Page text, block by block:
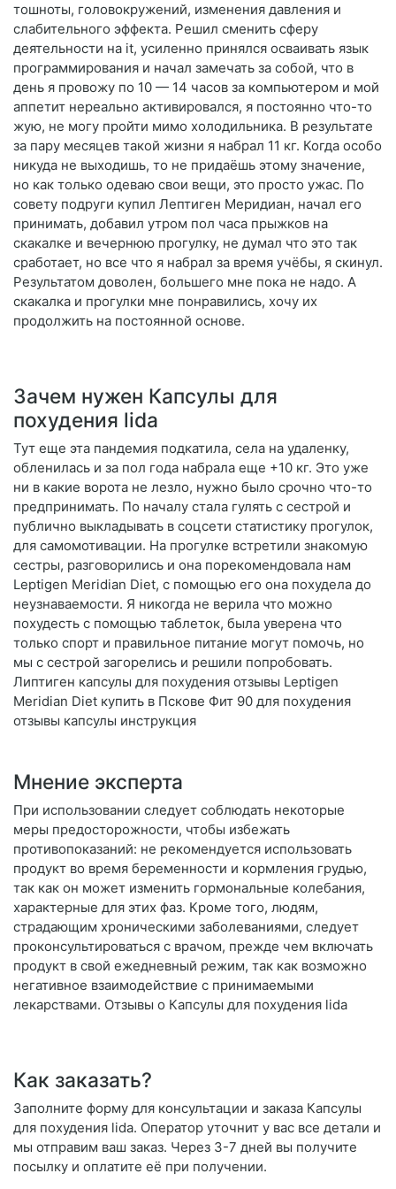
тошноты, головокружений, изменения давления и
слабительного эффекта. Решил сменить сферу
деятельности на it, усиленно принялся осваивать язык
программирования и начал замечать за собой, что в
день я провожу по 10 — 14 часов за компьютером и мой
аппетит нереально активировался, я постоянно что-то
жую, не могу пройти мимо холодильника. В результате
за пару месяцев такой жизни я набрал 11 кг. Когда особо
никуда не выходишь, то не придаёшь этому значение,
но как только одеваю свои вещи, это просто ужас. По
совету подруги купил Лептиген Меридиан, начал его
принимать, добавил утром пол часа прыжков на
скакалке и вечернюю прогулку, не думал что это так
сработает, но все что я набрал за время учёбы, я скинул.
Результатом доволен, большего мне пока не надо. А
скакалка и прогулки мне понравились, хочу их
продолжить на постоянной основе.
Зачем нужен Капсулы для
похудения lida
Тут еще эта пандемия подкатила, села на удаленку,
обленилась и за пол года набрала еще +10 кг. Это уже
ни в какие ворота не лезло, нужно было срочно что-то
предпринимать. По началу стала гулять с сестрой и
публично выкладывать в соцсети статистику прогулок,
для самомотивации. На прогулке встретили знакомую
сестры, разговорились и она порекомендовала нам
Leptigen Meridian Diet, с помощью его она похудела до
неузнаваемости. Я никогда не верила что можно
похудесть с помощью таблеток, была уверена что
только спорт и правильное питание могут помочь, но
мы с сестрой загорелись и решили попробовать.
Липтиген капсулы для похудения отзывы Leptigen
Meridian Diet купить в Пскове Фит 90 для похудения
отзывы капсулы инструкция
Мнение эксперта
При использовании следует соблюдать некоторые
меры предосторожности, чтобы избежать
противопоказаний: не рекомендуется использовать
продукт во время беременности и кормления грудью,
так как он может изменить гормональные колебания,
характерные для этих фаз. Кроме того, людям,
страдающим хроническими заболеваниями, следует
проконсультироваться с врачом, прежде чем включать
продукт в свой ежедневный режим, так как возможно
негативное взаимодействие с принимаемыми
лекарствами. Отзывы о Капсулы для похудения lida
Как заказать?
Заполните форму для консультации и заказа Капсулы
для похудения lida. Оператор уточнит у вас все детали и
мы отправим ваш заказ. Через 3-7 дней вы получите
посылку и оплатите её при получении.